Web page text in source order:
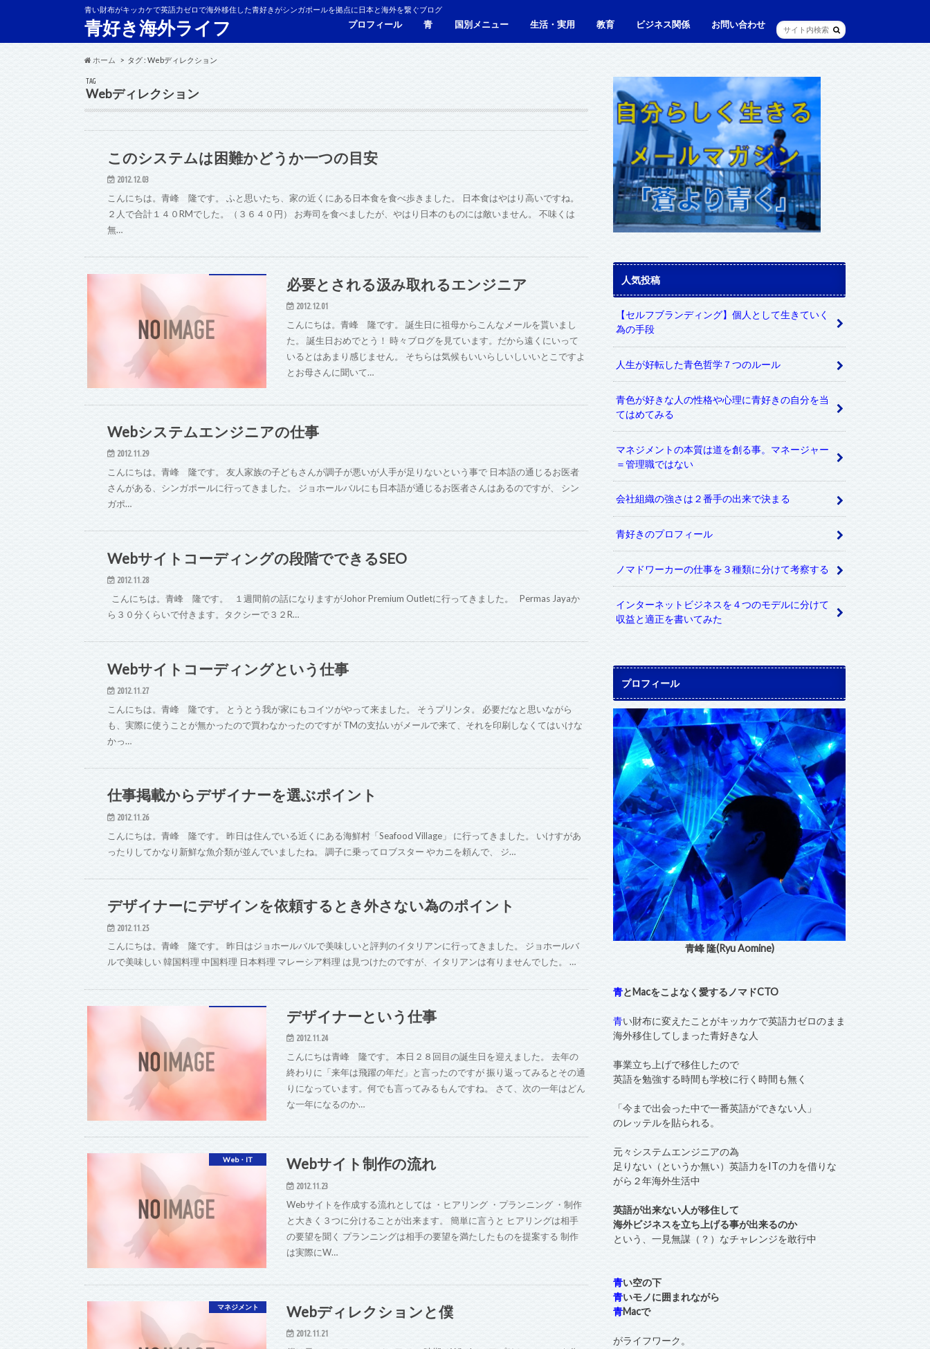
青い財布がキッカケで英語力ゼロで海外移住した青好きがシンガポールを拠点に日本と海外を繋ぐブログ
青好き海外ライフ プロフィール 青 国別メニュー 生活・実用 教育 ビジネス関係 お問い合わせ
ホーム タグ : Webディレクション
TAG
Webディレクション
このシステムは困難かどうか一つの目安
2012.12.03
こんにちは。青峰 隆です。 ふと思いたち、家の近くにある日本食を食べ歩きました。 日本食はやはり高いですね。
２人で合計１４０RMでした。（３６４０円） お寿司を食べましたが、やはり日本のものには敵いません。 不味くは
無…
必要とされる汲み取れるエンジニア
2012.12.01
こんにちは。青峰 隆です。 誕生日に祖母からこんなメールを貰いまし
た。 誕生日おめでとう！ 時々ブログを見ています。だから遠くにいって
いるとはあまり感じません。 そちらは気候もいいらしいしいいとこですよ
とお母さんに聞いて…
Webシステムエンジニアの仕事
2012.11.29
こんにちは。青峰 隆です。 友人家族の子どもさんが調子が悪いが人手が足りないという事で 日本語の通じるお医者
さんがある、シンガポールに行ってきました。 ジョホールバルにも日本語が通じるお医者さんはあるのですが、 シン
ガポ…
Web・IT
Webサイトコーディングの段階でできるSEO
2012.11.28
こんにちは。青峰 隆です。 １週間前の話になりますがJohor Premium Outletに行ってきました。 Permas Jayaか
ら３０分くらいで付きます。タクシーで３２R…
Web・IT
Webサイトコーディングという仕事
2012.11.27
こんにちは。青峰 隆です。 とうとう我が家にもコイツがやって来ました。 そうプリンタ。 必要だなと思いながら
も、実際に使うことが無かったので買わなかったのですが TMの支払いがメールで来て、それを印刷しなくてはいけな
かっ…
Web・IT
仕事掲載からデザイナーを選ぶポイント
2012.11.26
こんにちは。青峰 隆です。 昨日は住んでいる近くにある海鮮村「Seafood Village」 に行ってきました。 いけすがあ
ったりしてかなり新鮮な魚介類が並んでいましたね。 調子に乗ってロブスター やカニを頼んで、 ジ…
デザイナーにデザインを依頼するとき外さない為のポイント
2012.11.25
こんにちは。青峰 隆です。 昨日はジョホールバルで美味しいと評判のイタリアンに行ってきました。 ジョホールバ
ルで美味しい 韓国料理 中国料理 日本料理 マレーシア料理 は見つけたのですが、イタリアンは有りませんでした。 …
デザイナーという仕事
2012.11.24
こんにちは青峰 隆です。 本日２８回目の誕生日を迎えました。 去年の
終わりに「来年は飛躍の年だ」と言ったのですが 振り返ってみるとその通
りになっています。何でも言ってみるもんですね。 さて、次の一年はどん
な一年になるのか…
Web・IT Webサイト制作の流れ
2012.11.23
Webサイトを作成する流れとしては ・ヒアリング ・プランニング ・制作
と大きく３つに分けることが出来ます。 簡単に言うと ヒアリングは相手
の要望を聞く プランニングは相手の要望を満たしたものを提案する 制作
は実際にW…
マネジメント Webディレクションと僕
2012.11.21
人気投稿
【セルフブランディング】個人として生きていく
為の手段
人生が好転した青色哲学７つのルール
青色が好きな人の性格や心理に青好きの自分を当
てはめてみる
マネジメントの本質は道を創る事。マネージャー
＝管理職ではない
会社組織の強さは２番手の出来で決まる
青好きのプロフィール
ノマドワーカーの仕事を３種類に分けて考察する
インターネットビジネスを４つのモデルに分けて
収益と適正を書いてみた
プロフィール
青峰 隆(Ryu Aomine)
青とMacをこよなく愛するノマドCTO
青い財布に変えたことがキッカケで英語力ゼロのまま
海外移住してしまった青好きな人
事業立ち上げで移住したので
英語を勉強する時間も学校に行く時間も無く
「今まで出会った中で一番英語ができない人」
のレッテルを貼られる。
元々システムエンジニアの為
足りない（というか無い）英語力をITの力を借りな
がら２年海外生活中
英語が出来ない人が移住して
海外ビジネスを立ち上げる事が出来るのか
という、一見無謀（？）なチャレンジを敢行中
青い空の下
青いモノに囲まれながら
青Macで
がライフワーク。